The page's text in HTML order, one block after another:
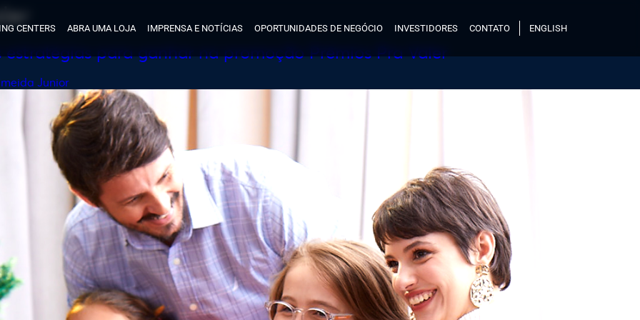
CENTERS ABRA UMA LOJA IMPRENSA E NOTÍCIAS OPORTUNIDADES DE NEGÓCIO INVESTIDORES CONTATO ENGLISH
para ganhar na promoção Prêmios Pra Valer
Junior